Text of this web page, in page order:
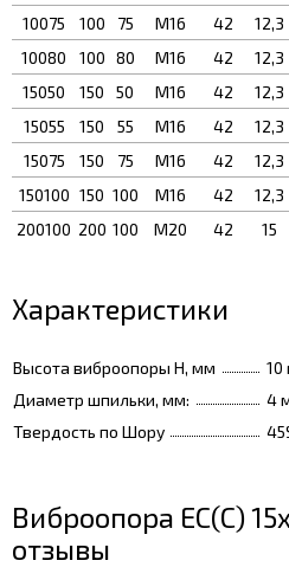
10075
100 75 М16 42 12,3
10080
100 80 М16 42 12,3
15050
150 50 М16 42 12,3
15055
150 55 М16 42 12,3
15075
150 75 М16 42 12,3
150100 150 100 М16 42 12,3
200100 200 100 М20 42 15
Характеристики
Высота виброопоры H, мм
10
Диаметр шпильки, мм:
4
Твердость по Шору
Виброопора ЕС(С)
отзывы